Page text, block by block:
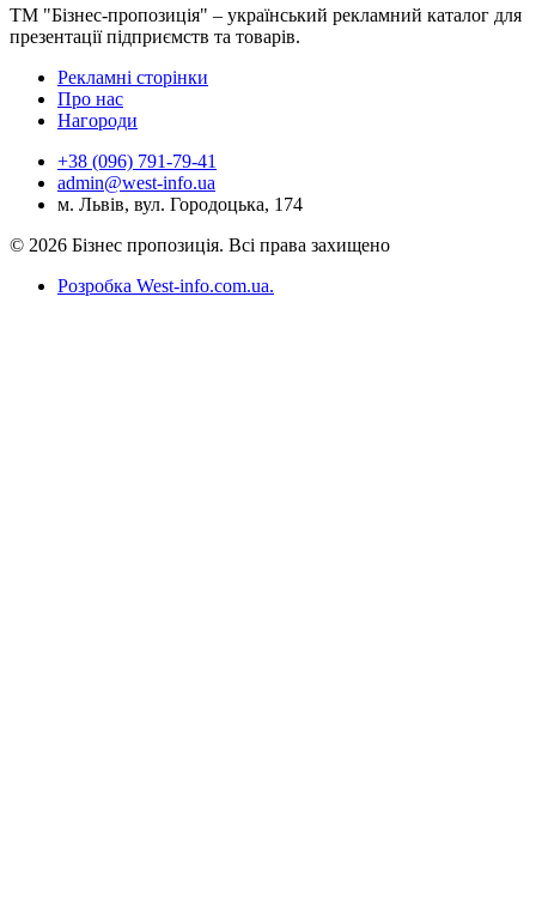
ТМ "Бізнес-пропозиція" – український рекламний каталог для
презентації підприємств та товарів.
Рекламні сторінки
Про нас
Нагороди
+38 (096) 791-79-41
admin@west-info.ua
м. Львів, вул. Городоцька, 174
© 2026 Бізнес пропозиція. Всі права захищено
Розробка West-info.com.ua.